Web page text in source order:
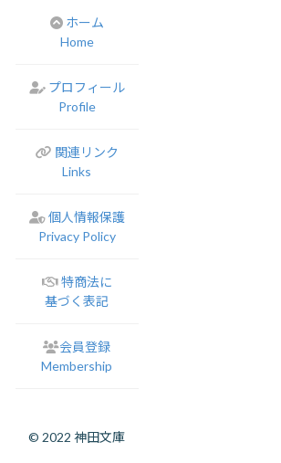
ホーム
Home
プロフィール
Profile
関連リンク
Links
個人情報保護
Privacy Policy
特商法に
基づく表記
会員登録
Membership
© 2022 神田文庫